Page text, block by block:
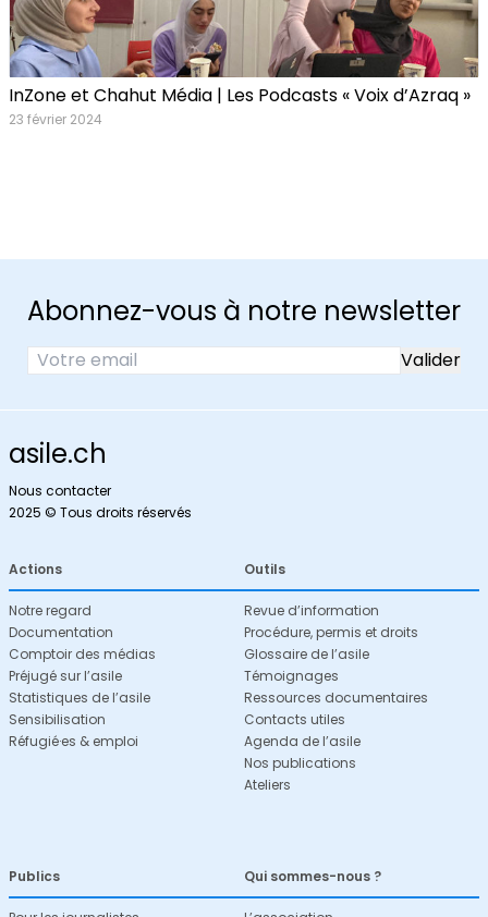
InZone et Chahut Média | Les Podcasts « Voix d’Azraq »
23 février 2024
Abonnez-vous à notre newsletter
asile.ch
Nous contacter
2025 © Tous droits réservés
Actions
Notre regard
Documentation
Comptoir des médias
Préjugé sur l’asile
Statistiques de l’asile
Sensibilisation
Réfugié·es & emploi
Outils
Revue d’information
Procédure, permis et droits
Glossaire de l’asile
Témoignages
Ressources documentaires
Contacts utiles
Agenda de l’asile
Nos publications
Ateliers
Publics Qui sommes-nous ?